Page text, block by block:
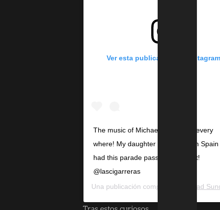
Ver esta publicación en
The music of Michael Jackson is every
where! My daughter is currently in
had this parade pass by last night!
@lascigarreras
Una publicación compartida de
Brad